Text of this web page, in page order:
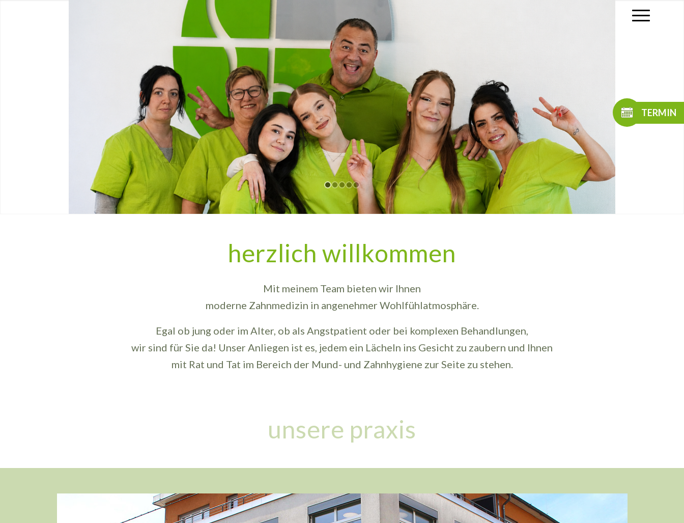
TERMIN
herzlich willkommen
Mit meinem Team bieten wir Ihnen
moderne Zahnmedizin in angenehmer Wohlfühlatmosphäre.
Egal ob jung oder im Alter, ob als Angstpatient oder bei komplexen Behandlungen,
wir sind für Sie da! Unser Anliegen ist es, jedem ein Lächeln ins Gesicht zu zaubern und Ihnen
mit Rat und Tat im Bereich der Mund- und Zahnhygiene zur Seite zu stehen.
unsere praxis